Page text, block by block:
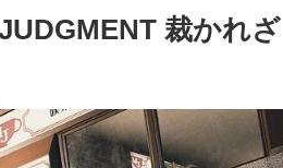
裁かれざ